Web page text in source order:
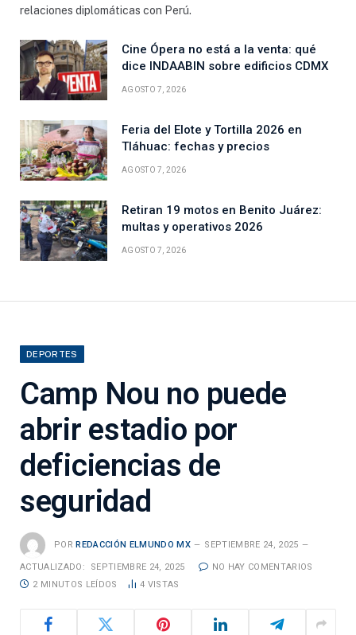
relaciones diplomáticas con Perú.
Cine Ópera no está a la venta: qué
dice INDAABIN sobre edificios CDMX
AGOSTO 7, 2026
Feria del Elote y Tortilla 2026 en
Tláhuac: fechas y precios
AGOSTO 7, 2026
Retiran 19 motos en Benito Juárez:
multas y operativos 2026
AGOSTO 7, 2026
DEPORTES
Camp Nou no puede
abrir estadio por
deficiencias de
seguridad
POR REDACCIÓN ELMUNDO MX SEPTIEMBRE 24, 2025
ACTUALIZADO: SEPTIEMBRE 24, 2025
NO HAY COMENTARIOS
2 MINUTOS LEÍDOS
4 VISTAS